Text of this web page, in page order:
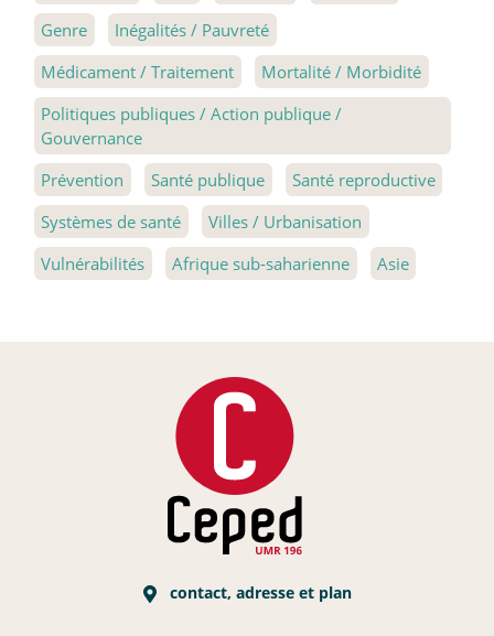
Genre
Inégalités / Pauvreté
Médicament / Traitement
Mortalité / Morbidité
Politiques publiques / Action publique /
Gouvernance
Prévention
Santé publique
Santé reproductive
Systèmes de santé
Villes / Urbanisation
Vulnérabilités
Afrique sub-saharienne Asie
contact, adresse et plan